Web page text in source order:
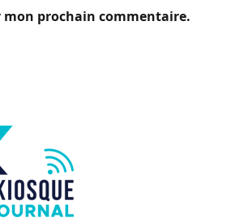
prochain commentaire.